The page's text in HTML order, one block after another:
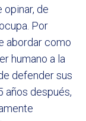
opinar, de
Por
abordar como
humano a la
defender sus
años después,